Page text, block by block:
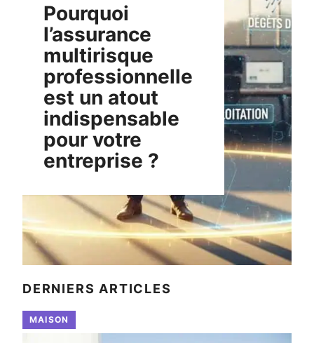
Pourquoi
l’assurance
multirisque
professionnelle
est un atout
indispensable
pour votre
entreprise ?
DERNIERS ARTICLES
MAISON